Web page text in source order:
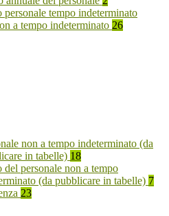
personale tempo indeterminato
a tempo indeterminato 26
non a tempo indeterminato (da
in tabelle) 18
del personale non a tempo
(da pubblicare in tabelle) 7
23